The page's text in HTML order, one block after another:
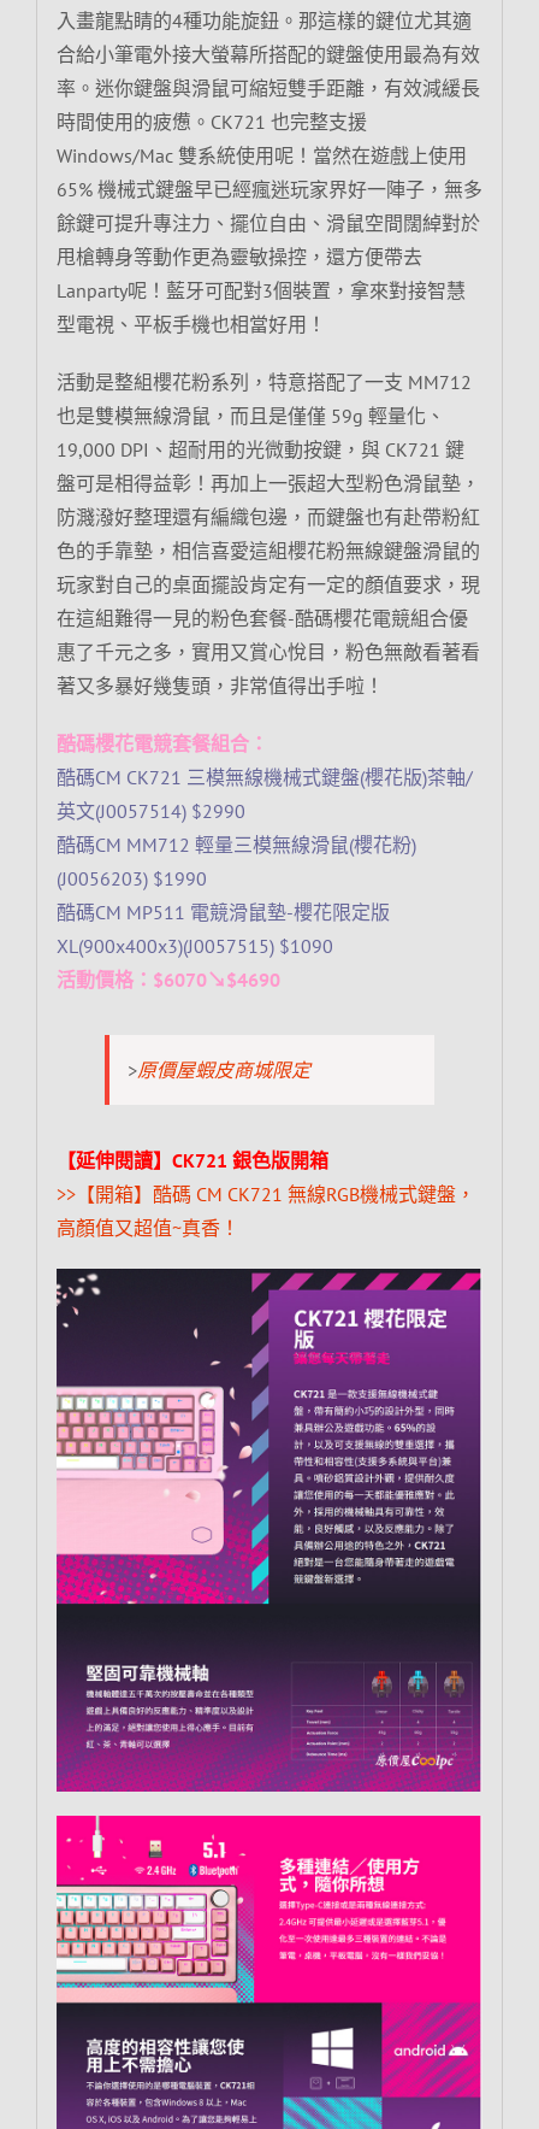
入畫龍點睛的4種功能旋鈕。那這樣的鍵位尤其適
合給小筆電外接大螢幕所搭配的鍵盤使用最為有效
率。迷你鍵盤與滑鼠可縮短雙手距離，有效減緩長
時間使用的疲憊。CK721 也完整支援
Windows/Mac 雙系統使用呢！當然在遊戲上使用
65% 機械式鍵盤早已經瘋迷玩家界好一陣子，無多
餘鍵可提升專注力、擺位自由、滑鼠空間闊綽對於
甩槍轉身等動作更為靈敏操控，還方便帶去
Lanparty呢！藍牙可配對3個裝置，拿來對接智慧
型電視、平板手機也相當好用！
活動是整組櫻花粉系列，特意搭配了一支 MM712
也是雙模無線滑鼠，而且是僅僅 59g 輕量化、
19,000 DPI、超耐用的光微動按鍵，與 CK721 鍵
盤可是相得益彰！再加上一張超大型粉色滑鼠墊，
防濺潑好整理還有編織包邊，而鍵盤也有赴帶粉紅
色的手靠墊，相信喜愛這組櫻花粉無線鍵盤滑鼠的
玩家對自己的桌面擺設肯定有一定的顏值要求，現
在這組難得一見的粉色套餐-酷碼櫻花電競組合優
惠了千元之多，實用又賞心悅目，粉色無敵看著看
著又多暴好幾隻頭，非常值得出手啦！
酷碼櫻花電競套餐組合：
酷碼CM CK721 三模無線機械式鍵盤(櫻花版)茶軸/
英文(J0057514) $2990
酷碼CM MM712 輕量三模無線滑鼠(櫻花粉)
(J0056203) $1990
酷碼CM MP511 電競滑鼠墊-櫻花限定版
XL(900x400x3)(J0057515) $1090
活動價格：$6070↘$4690
>原價屋蝦皮商城限定
【延伸閱讀】CK721 銀色版開箱
>>【開箱】酷碼 CM CK721 無線RGB機械式鍵盤，
高顏值又超值~真香！